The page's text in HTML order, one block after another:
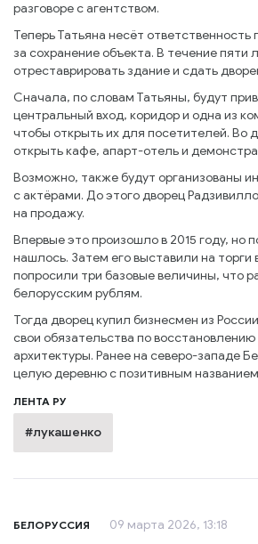
разговоре с агентством.
Теперь Татьяна несёт ответственность
за сохранение объекта. В течение пяти
отреставрировать здание и сдать
Сначала, по словам Татьяны, будут
центральный вход, коридор и одна из
чтобы открыть их для посетителей. Во
открыть кафе, апарт-отель и
Возможно, также будут организованы
с актёрами. До этого дворец
на продажу.
Впервые это произошло в 2015 году, но
нашлось. Затем его выставили на торги
попросили три базовые величины, что
белорусским рублям.
Тогда дворец купил бизнесмен из
свои обязательства по
архитектуры. Ранее на северо-западе
целую деревню с позитивным
ЛЕНТА РУ
#лукашенко
БЕЛОРУССИЯ 09 марта 2026, 13:18